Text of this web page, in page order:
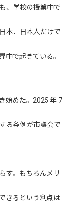
、学校の授業中で
本、日本人だけで
中で起きている。
始めた。2025 年 7
る条例が市議会で
す。もちろんメリ
きるという利点は